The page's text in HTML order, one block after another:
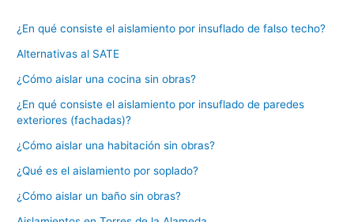
¿En qué consiste el aislamiento por insuflado de falso techo?
Alternativas al SATE
¿Cómo aislar una cocina sin obras?
¿En qué consiste el aislamiento por insuflado de paredes
exteriores (fachadas)?
¿Cómo aislar una habitación sin obras?
¿Qué es el aislamiento por soplado?
¿Cómo aislar un baño sin obras?